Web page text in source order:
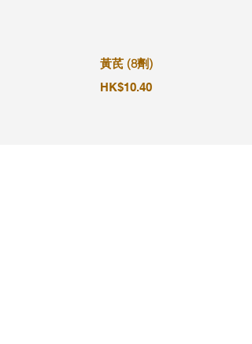
黃芪 (8劑)
HK$10.40